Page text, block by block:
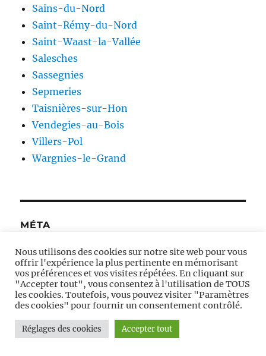
Sains-du-Nord
Saint-Rémy-du-Nord
Saint-Waast-la-Vallée
Salesches
Sassegnies
Sepmeries
Taisnières-sur-Hon
Vendegies-au-Bois
Villers-Pol
Wargnies-le-Grand
MÉTA
Connexion
Flux des publications
Flux des commentaires
Site de WordPress-FR
Nous utilisons des cookies sur notre site web pour vous
offrir l'expérience la plus pertinente en mémorisant
vos préférences et vos visites répétées. En cliquant sur
"Accepter tout", vous consentez à l'utilisation de TOUS
les cookies. Toutefois, vous pouvez visiter "Paramètres
des cookies" pour fournir un consentement contrôlé.
Réglages des cookies Accepter tout